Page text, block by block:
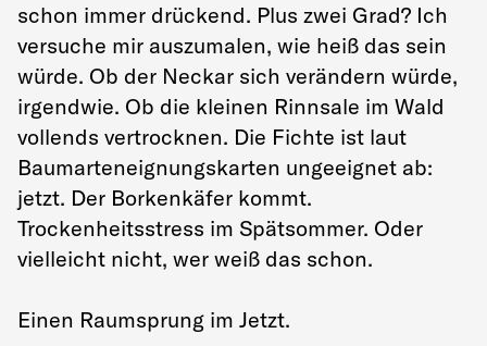
schon immer drückend. Plus zwei Grad? Ich
versuche mir auszumalen, wie heiß das sein
würde. Ob der Neckar sich verändern würde,
irgendwie. Ob die kleinen Rinnsale im Wald
vollends vertrocknen. Die Fichte ist laut
Baumarteneignungskarten ungeeignet ab:
jetzt. Der Borkenkäfer kommt.
Trockenheitsstress im Spätsommer. Oder
vielleicht nicht, wer weiß das schon.
Einen Raumsprung im Jetzt.